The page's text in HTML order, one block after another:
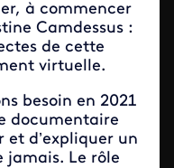
à commencer
Camdessus :
de cette
virtuelle.
besoin en 2021
documentaire
et d’expliquer un
jamais. Le rôle